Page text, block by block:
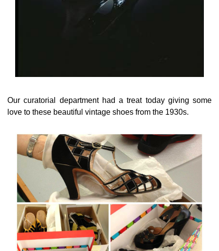
Our curatorial department had a treat today giving some
love to these beautiful vintage shoes from the 1930s.